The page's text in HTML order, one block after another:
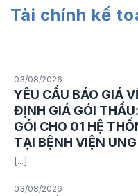
Tài chính kế
YÊU CẦU BÁO GIÁ
ĐỊNH GIÁ GÓI
GÓI CHO 01 HỆ
TẠI BỆNH VIỆN
03/08/2026
[...]
03/08/2026